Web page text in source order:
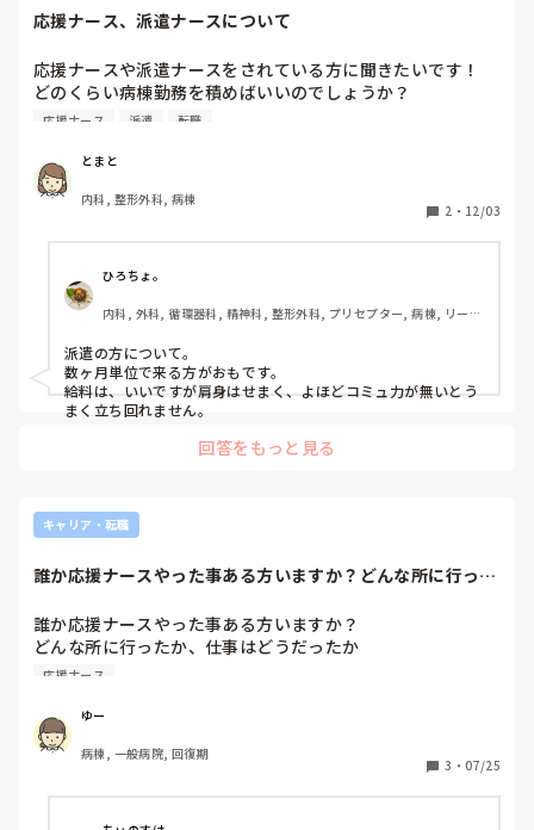
あとよく言われるのが給料がどうしても都会に比べると安くな
るため服装にかかるお金は減りました。
あとはこれは難しいのですが蘇生に対する考え方が、、。私が
働いてきた病棟(関西)では基本的にご高齢の方で持病があった
たのですが。沖縄では最後まで全力を尽くして治療してほしい
と希望される比較的家族様が多かったです。
ハマる人にはハマってそのまま移住する先輩ナースもたくさん
いましたのでとにかく行ってみるのもおススメです。
応援ナース、派遣ナースについて
応援ナースや派遣ナースをされている方に聞きたいです！
どのくらい病棟勤務を積めばいいのでしょうか？
勤務先はどんなところがありますか？
その他、メリットやデメリットありましたら参考にしたいの
で、どんなことでもいいので教えて頂けたら嬉しいです。
応援ナース 派遣 転職
とまと
内科, 整形外科, 病棟
2 ・ 12/03
ひろちょ。
内科, 外科, 循環器科, 精神科, 整形外科, プリセプター, 病棟, リーダ
派遣の方について。
数ヶ月単位で来る方がおもです。
給料は、いいですが肩身はせまく、よほどコミュ力が無いとう
まく立ち回れません。
回答をもっと見る
キャリア・転職
誰か応援ナースやった事ある方いますか？どんな所に行った
誰か応援ナースやった事ある方いますか？
どんな所に行ったか、仕事はどうだったか
収入どうかなど教えて頂きたいです。
回リハや地域包括だったので私でもできるのかと疑問に思い
ました。
現在求職中で地元の求人に中々希望に合うところがなく、そ
れだった6ヶ月契約で日本全国行け違う環境で働いたらどう
かなと思い今検討中です
応援ナース
ゆー
病棟, 一般病院, 回復期
3 ・ 07/25